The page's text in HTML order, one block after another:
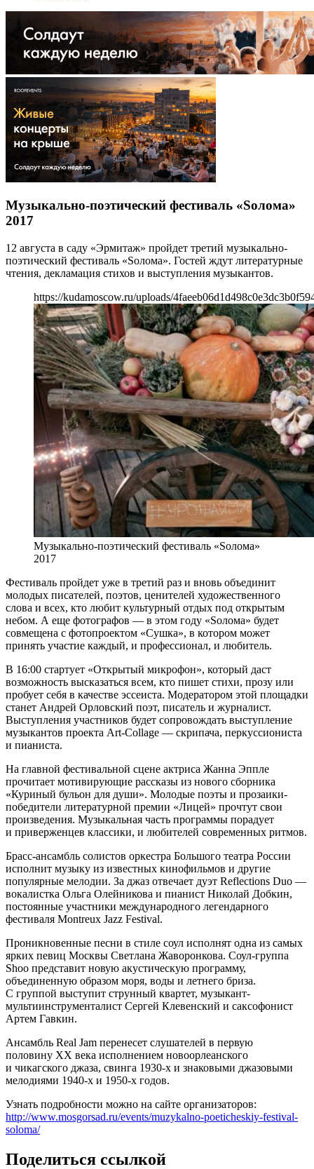
Музыкально-поэтический фестиваль «Sолома»
2017
12 августа в саду «Эрмитаж» пройдет третий музыкально-
поэтический фестиваль «Sолома». Гостей ждут литературные
чтения, декламация стихов и выступления музыкантов.
https://kudamoscow.ru/uploads/
Музыкально-поэтический фестиваль «Sолома»
2017
Фестиваль пройдет уже в третий раз и вновь объединит
молодых писателей, поэтов, ценителей художественного
слова и всех, кто любит культурный отдых под открытым
небом. А еще фотографов — в этом году «Sолома» будет
совмещена с фотопроектом «Сушка», в котором может
принять участие каждый, и профессионал, и любитель.
В 16:00 стартует «Открытый микрофон», который даст
возможность высказаться всем, кто пишет стихи, прозу или
пробует себя в качестве эссеиста. Модератором этой площадки
станет Андрей Орловский поэт, писатель и журналист.
Выступления участников будет сопровождать выступление
музыкантов проекта Art-Collage — скрипача, перкуссиониста
и пианиста.
На главной фестивальной сцене актриса Жанна Эппле
прочитает мотивирующие рассказы из нового сборника
«Куриный бульон для души». Молодые поэты и прозаики-
победители литературной премии «Лицей» прочтут свои
произведения. Музыкальная часть программы порадует
и приверженцев классики, и любителей современных ритмов.
Брасс-ансамбль солистов оркестра Большого театра России
исполнит музыку из известных кинофильмов и другие
популярные мелодии. За джаз отвечает дуэт Reflections Duo —
вокалистка Ольга Олейникова и пианист Николай Добкин,
постоянные участники международного легендарного
фестиваля Montreux Jazz Festival.
Проникновенные песни в стиле соул исполнят одна из самых
ярких певиц Москвы Светлана Жаворонкова. Соул-группа
Shoo представит новую акустическую программу,
объединенную образом моря, воды и летнего бриза.
С группой выступит струнный квартет, музыкант-
мультиинструменталист Сергей Клевенский и саксофонист
Артем Гавкин.
Ансамбль Real Jam перенесет слушателей в первую
половину ХХ века исполнением новоорлеанского
и чикагского джаза, свинга 1930-х и знаковыми джазовыми
мелодиями 1940-х и 1950-х годов.
Узнать подробности можно на сайте организаторов:
http://www.mosgorsad.ru/events/muzykalno-poeticheskiy-festival-
soloma/
Поделиться ссылкой